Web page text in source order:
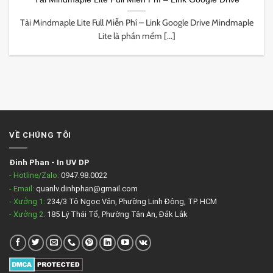
Tải Mindmaple Lite Full Miễn Phí – Link Google Drive Mindmaple
Lite là phần mềm [...]
VỀ CHÚNG TÔI
Đinh Phan - In UV DP
- Hotline/Zalo: 0947.98.0022
- Email: quanlv.dinhphan@gmail.com
- Xưởng 1: 234/3 Tô Ngọc Vân, Phường Linh Đông, TP. HCM
- Xưởng 2: 185 Lý Thái Tổ, Phường Tân An, Đắk Lắk